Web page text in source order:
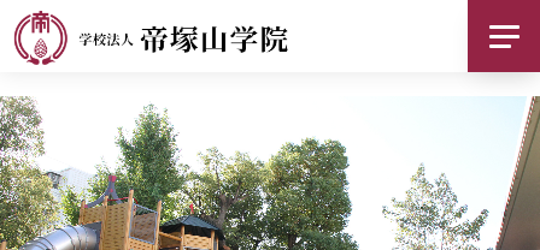
帝塚山学院について
基本情報
お知らせ